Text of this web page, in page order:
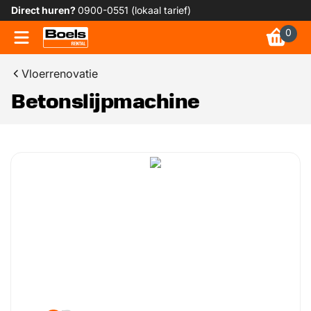
Direct huren?0900-0551 (lokaal tarief)
0
Vloerrenovatie
Betonslijpmachine